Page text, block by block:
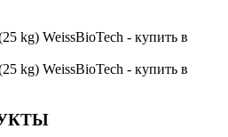
kg) WeissBioTech - купить в
kg) WeissBioTech - купить в